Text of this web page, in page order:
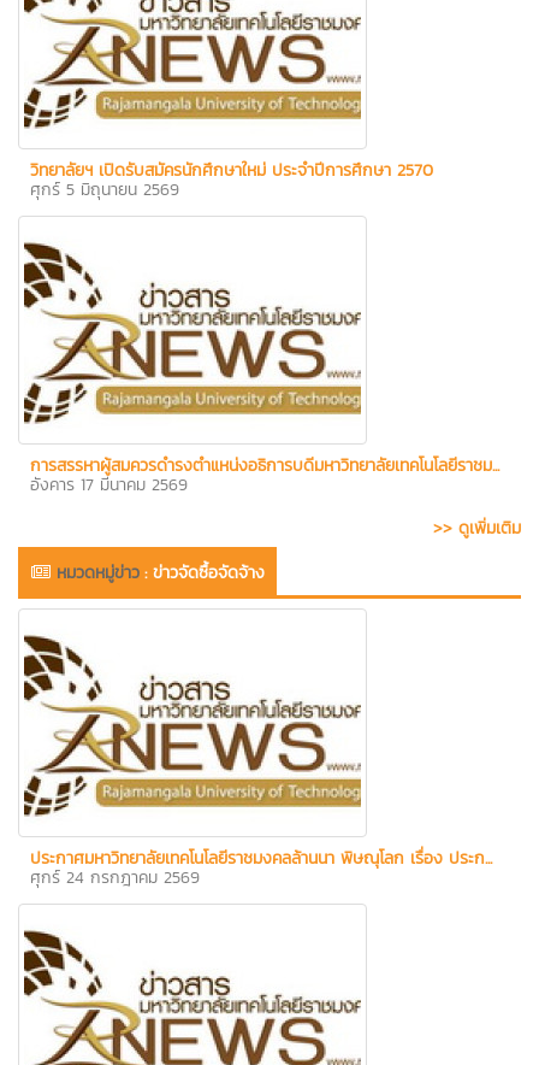
วิทยาลัยฯ เปิดรับสมัครนักศึกษาใหม่ ประจำปีการศึกษา 2570
ศุกร์ 5 มิถุนายน 2569
การสรรหาผู้สมควรดำรงตำแหน่งอธิการบดีมหาวิทยาลัยเทคโนโลยีราชม...
อังคาร 17 มีนาคม 2569
>> ดูเพิ่มเติม
หมวดหมู่ข่าว:ข่าวจัดซื้อจัดจ้าง
ประกาศมหาวิทยาลัยเทคโนโลยีราชมงคลล้านนา พิษณุโลก เรื่อง ประก...
ศุกร์ 24 กรกฎาคม 2569